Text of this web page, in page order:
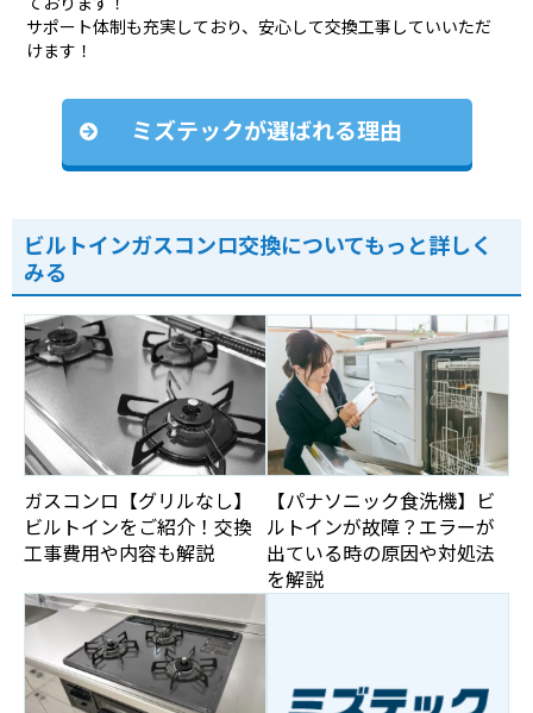
サポート体制も充実しており、安心して交換工事していいただ
けます！
ミズテックが選ばれる理由
ビルトインガスコンロ交換についてもっと詳しく
みる
ガスコンロ【グリルなし】
ビルトインをご紹介！交換
工事費用や内容も解説
【パナソニック食洗機】ビ
ルトインが故障？エラーが
出ている時の原因や対処法
を解説